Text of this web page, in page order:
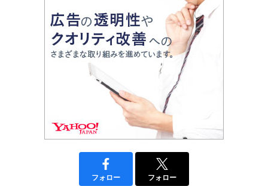
フォロー フォロー